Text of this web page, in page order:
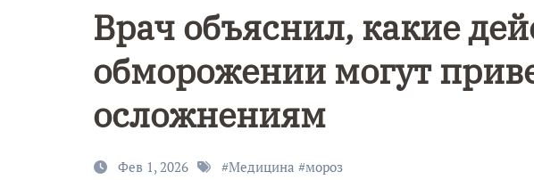
Врач объяснил, какие
обморожении могут
осложнениям
Фев 1, 2026 #Медицина #мороз
ФОТО